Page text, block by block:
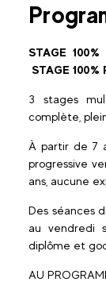
STAGE
STAGE 100%
3 stages
complète,
À partir de 7
progressive
ans, aucune
Des séances
au vendredi
diplôme et
AU